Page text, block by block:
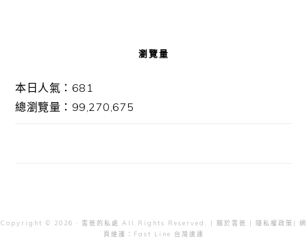
瀏覽量
本日人氣：681
總瀏覽量：99,270,675
Copyright © 2026 · 雲爸的私處 All Rights Reserved. | 關於雲爸 | 隱私權政策 | 網
頁維護：
Fast Line 台灣速連